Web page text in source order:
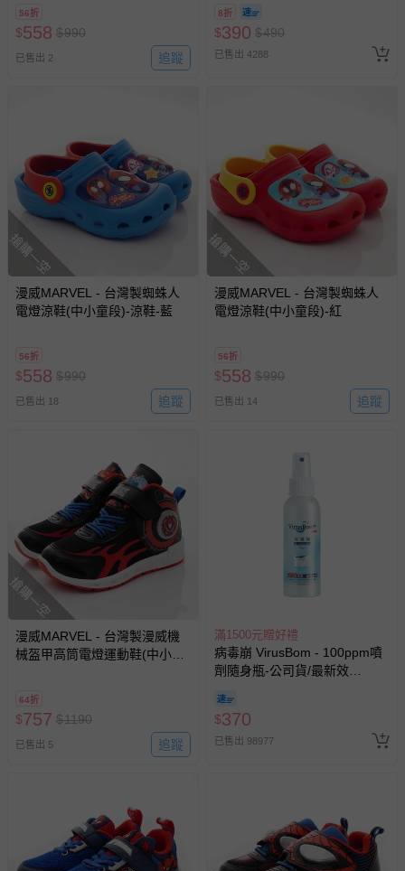
如您收到商品，請依正常流程檢查是否完好，若商品遇瑕疵
情形，您可申請更換新品或退貨，請見：退貨的辦理流程
若您對於會員帳號、商品訂購與資訊、購物流程、付款方
助取消退款事宜。
商品如因「價格、組合」等錯誤原因，導致無法安排出貨，
會主動以簡訊及mail通知訂單取消事宜，並將提供適當補
56折
$558 $990
已售出 2 追蹤
訂單編號兌換，逾期作廢) (大
人小孩均一價(3歲以上需購票))
8折
$390 $490
已售出 4288
搶購一空
漫威MARVEL - 台灣製蜘蛛人
電燈涼鞋(中小童段)-涼鞋-藍
56折
$558 $990
已售出 18 追蹤
搶購一空
漫威MARVEL - 台灣製蜘蛛人
電燈涼鞋(中小童段)-紅
56折
$558 $990
已售出 14 追蹤
搶購一空
漫威MARVEL - 台灣製漫威機
械盔甲高筒電燈運動鞋(中小童
64折
$757 $1190
已售出 5 追蹤
滿1500元贈好禮
病毒崩 VirusBom - 100ppm噴
劑隨身瓶-公司貨/最新效
$370
已售出 98977